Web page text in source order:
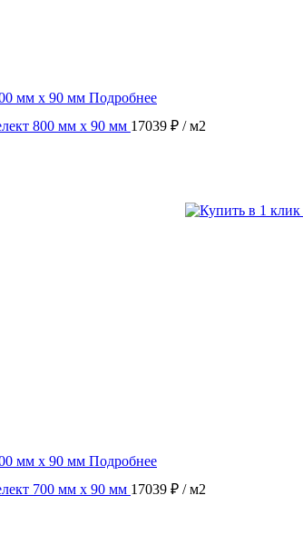
Подробнее
800 мм х 90 мм 17039 ₽ / м2
Подробнее
700 мм х 90 мм 17039 ₽ / м2